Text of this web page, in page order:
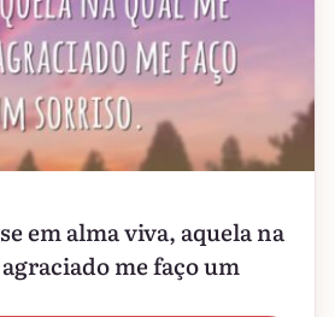
em alma viva, aquela na
me faço um